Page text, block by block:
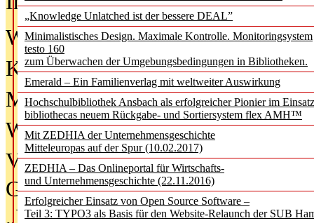
„Knowledge Unlatched ist der bessere DEAL”
Minimalistisches Design. Maximale Kontrolle. Monitoringsystem
testo 160
zum Überwachen der Umgebungsbedingungen in Bibliotheken.
Emerald – Ein Familienverlag mit weltweiter Auswirkung
Hochschulbibliothek Ansbach als erfolgreicher Pionier im
bibliothecas neuem Rückgabe- und Sortiersystem flex AMH™
Mit ZEDHIA der Unternehmensgeschichte
Mitteleuropas auf der Spur (10.02.2017)
ZEDHIA – Das Onlineportal für Wirtschafts-
und Unternehmensgeschichte (22.11.2016)
Erfolgreicher Einsatz von Open Source Software –
Teil 3: TYPO3 als Basis für den Website-Relaunch der SUB
Was Hochschul­bibliotheken von
Kinder in der digitalen Welt
Metadaten als Infrastruktur
Wenn Bots katalogisieren
Von Abschlusskleidern bis
Geisterjagd-Ausrüstung in der
„Library of Things“ unterwegs